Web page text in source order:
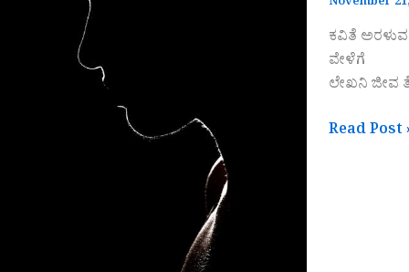
ಕವಿತೆ ಅರಳುವ
ವೇಳೆಗೆ
ಲೇಖನಿ ಜೀವ
Read Post